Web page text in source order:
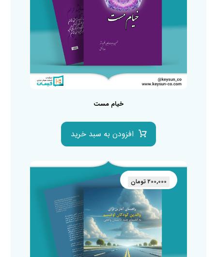
خیام مست
افزودن به سبد خرید
۲۰۰,۰۰۰ تومان